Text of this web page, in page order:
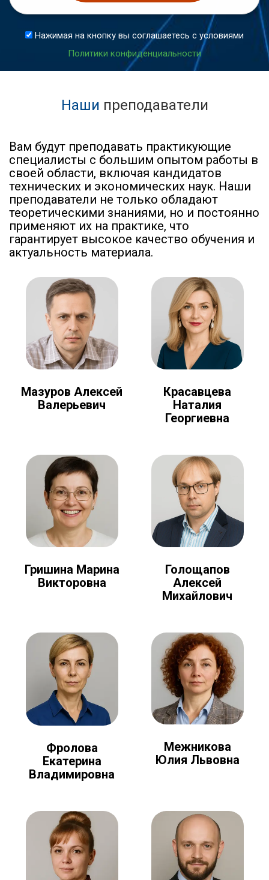
Нажимая на кнопку вы соглашаетесь с условиями
Политики конфиденциальности
Наши преподаватели
Вам будут преподавать практикующие
специалисты с большим опытом работы в
своей области, включая кандидатов
технических и экономических наук. Наши
преподаватели не только обладают
теоретическими знаниями, но и постоянно
применяют их на практике, что
гарантирует высокое качество обучения и
актуальность материала.
Мазуров Алексей
Валерьевич
Красавцева
Наталия
Георгиевна
Гришина Марина
Викторовна
Голощапов
Алексей
Михайлович
Фролова
Екатерина
Владимировна
Межникова
Юлия Львовна